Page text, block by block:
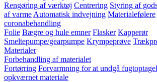
Rengøring af værktøj Centrering Styring af
af varme Automatisk indvejning Materialefølere
coronabehandling
Folie Bægre og hule emner Flasker Kapperør
Smeltepumpe/gearpumpe Krympeprøve
Materialer
Forbehandling af materialet
Fortørring Forvarmning for at undgå
opkværnet materiale